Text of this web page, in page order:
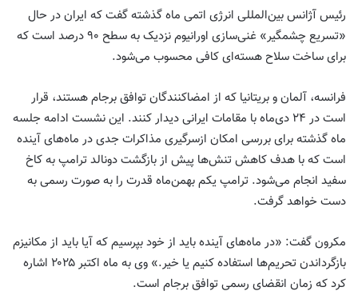
رئیس آژانس بین‌المللی انرژی اتمی ماه گذشته گفت که ایران در حال
«تسریع چشمگیر» غنی‌سازی اورانیوم نزدیک به سطح ۹۰ درصد است که
برای ساخت سلاح هسته‌ای کافی محسوب می‌شود.
فرانسه، آلمان و بریتانیا که از امضاکنندگان توافق برجام هستند، قرار
است در ۲۴ دی‌ماه با مقامات ایرانی دیدار کنند. این نشست ادامه جلسه
ماه گذشته برای بررسی امکان ازسرگیری مذاکرات جدی در ماه‌های آینده
است که با هدف کاهش تنش‌ها پیش از بازگشت دونالد ترامپ به کاخ
سفید انجام می‌شود. ترامپ یکم بهمن‌ماه قدرت را به صورت رسمی به
دست خواهد گرفت.
مکرون گفت: «در ماه‌های آینده باید از خود بپرسیم که آیا باید از مکانیزم
بازگرداندن تحریم‌ها استفاده کنیم یا خیر.» وی به ماه اکتبر ۲۰۲۵ اشاره
کرد که زمان انقضای رسمی توافق برجام است.